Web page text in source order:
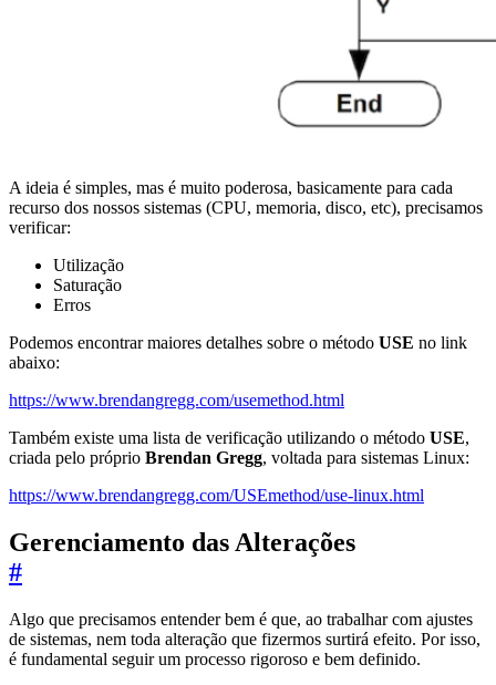
A ideia é simples, mas é muito poderosa, basicamente para cada
recurso dos nossos sistemas (CPU, memoria, disco, etc), precisamos
verificar:
Utilização
Saturação
Erros
Podemos encontrar maiores detalhes sobre o método USE no link
abaixo:
https://www.brendangregg.com/usemethod.html
Também existe uma lista de verificação utilizando o método USE,
criada pelo próprio Brendan Gregg, voltada para sistemas Linux:
https://www.brendangregg.com/USEmethod/use-linux.html
Gerenciamento das Alterações
#
Algo que precisamos entender bem é que, ao trabalhar com ajustes
de sistemas, nem toda alteração que fizermos surtirá efeito. Por isso,
é fundamental seguir um processo rigoroso e bem definido.